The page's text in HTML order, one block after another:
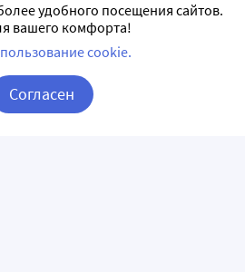
химическая классификация
удобного посещения сайтов.
вашего комфорта!
cookie.
Согласен